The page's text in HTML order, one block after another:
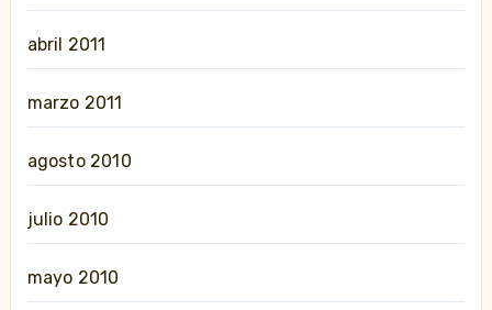
abril 2011
marzo 2011
agosto 2010
julio 2010
mayo 2010